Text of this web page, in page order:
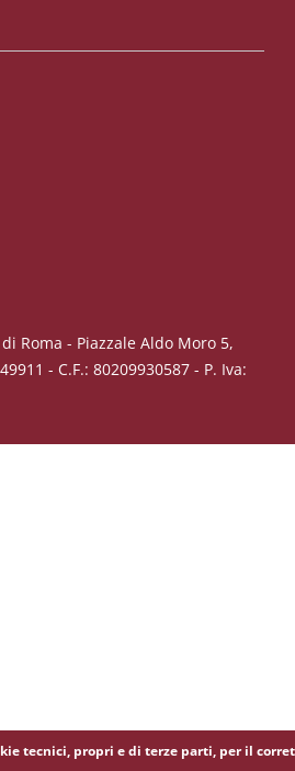
Roma - Piazzale Aldo Moro 5,
- C.F.: 80209930587 - P. Iva:
tecnici, propri e di terze parti, per il